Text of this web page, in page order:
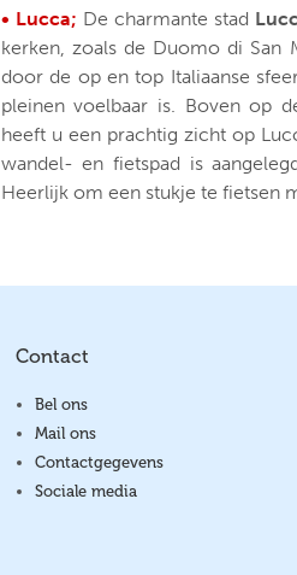
• Lucca; De charmante stad
kerken, zoals de Duomo di San
door de op en top Italiaanse
pleinen voelbaar is. Boven op
heeft u een prachtig zicht op
wandel- en fietspad is
Heerlijk om een stukje te fietsen
Contact
Bel ons
Mail ons
Contactgegevens
Sociale media